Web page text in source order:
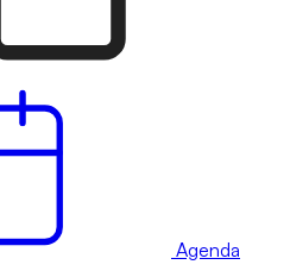
Agenda